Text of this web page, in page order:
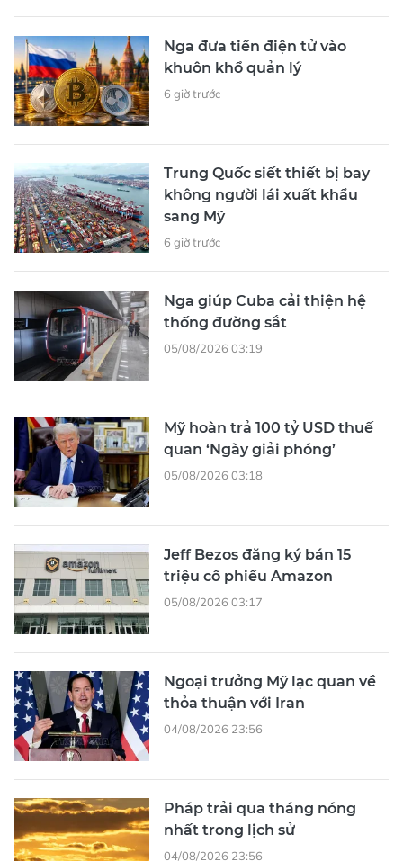
Nga đưa tiền điện tử vào
khuôn khổ quản lý
6 giờ trước
Trung Quốc siết thiết bị bay
không người lái xuất khẩu
sang Mỹ
6 giờ trước
Nga giúp Cuba cải thiện hệ
thống đường sắt
05/08/2026 03:19
Mỹ hoàn trả 100 tỷ USD thuế
quan ‘Ngày giải phóng’
05/08/2026 03:18
Jeff Bezos đăng ký bán 15
triệu cổ phiếu Amazon
05/08/2026 03:17
Ngoại trưởng Mỹ lạc quan về
thỏa thuận với Iran
04/08/2026 23:56
Pháp trải qua tháng nóng
nhất trong lịch sử
04/08/2026 23:56